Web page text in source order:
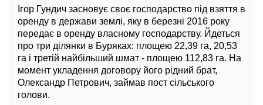
Ігор Гундич засновує своє господарство під взяття в
оренду в держави землі, яку в березні 2016 року
передає в оренду власному господарству. Йдеться
про три ділянки в Буряках: площею 22,39 га, 20,53
га і третій найбільший шмат - площею 112,83 га. На
момент укладення договору його рідний брат,
Олександр Петрович, займав пост сільського
голови.